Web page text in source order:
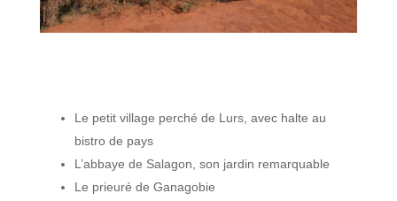
Le petit village perché de Lurs, avec halte au
bistro de pays
L’abbaye de Salagon, son jardin remarquable
Le prieuré de Ganagobie